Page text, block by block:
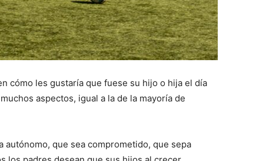
cómo les gustaría que fuese su hijo o hija el día
aspectos, igual a la de la mayoría de
autónomo, que sea comprometido, que sepa